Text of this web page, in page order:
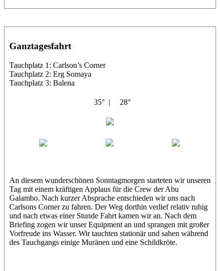
Ganztagesfahrt
Tauchplatz 1: Carlson’s Corner
Tauchplatz 2: Erg Somaya
Tauchplatz 3: Balena
35° | 28°
An diesem wunderschönen Sonntagmorgen starteten wir unseren
Tag mit einem kräftigen Applaus für die Crew der Abu
Galambo. Nach kurzer Absprache entschieden wir uns nach
Carlsons Corner zu fahren. Der Weg dorthin verlief relativ ruhig
und nach etwas einer Stunde Fahrt kamen wir an. Nach dem
Briefing zogen wir unser Equipment an und sprangen mit großer
Vorfreude ins Wasser. Wir tauchten stationär und sahen während
des Tauchgangs einige Muränen und eine Schildkröte.